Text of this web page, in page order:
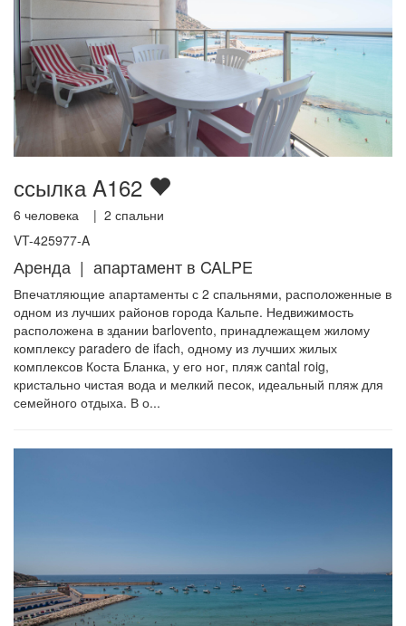
ссылка A162
6 человека | 2 спальни
VT-425977-A
Аренда | апартамент в CALPE
Впечатляющие апартаменты с 2 спальнями, расположенные в
одном из лучших районов города Кальпе. Недвижимость
расположена в здании barlovento, принадлежащем жилому
комплексу paradero de ifach, одному из лучших жилых
комплексов Коста Бланка, у его ног, пляж cantal roig,
кристально чистая вода и мелкий песок, идеальный пляж для
семейного отдыха. В о...